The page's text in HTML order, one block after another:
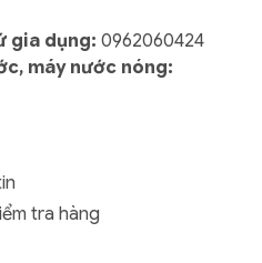
gia dụng: 0962060424
máy nước nóng:
tra hàng